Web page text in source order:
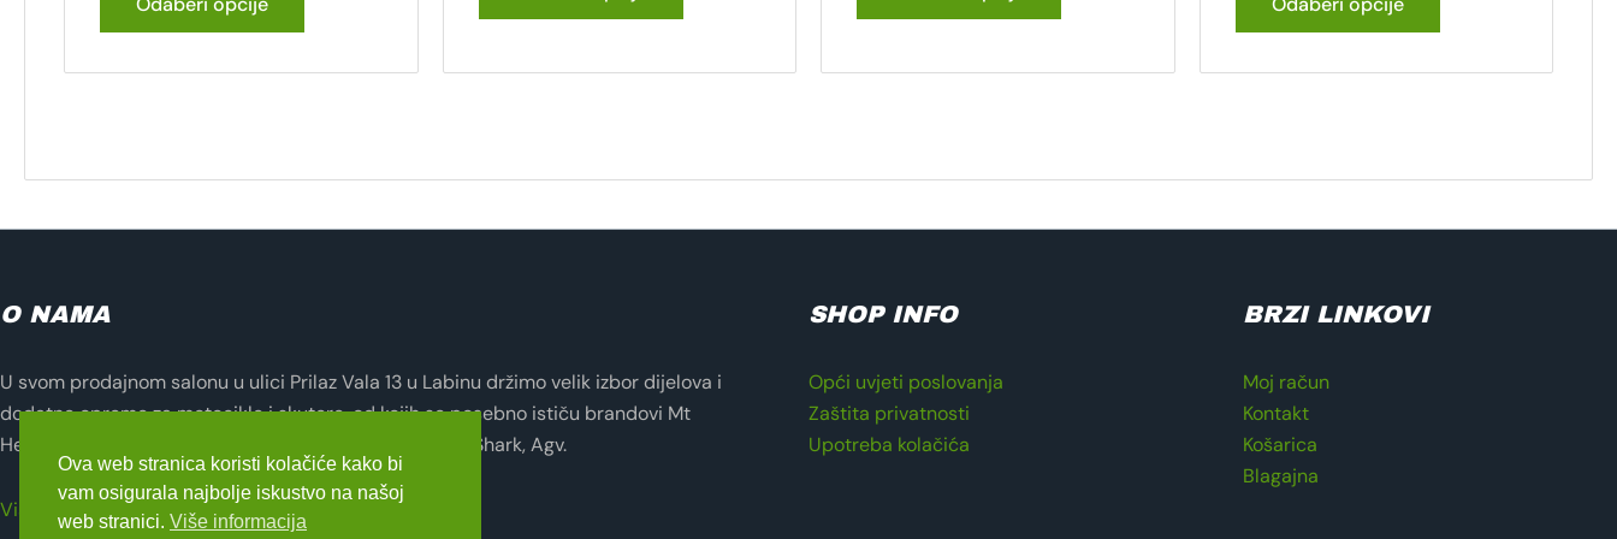
O NAMA
U svom prodajnom salonu u ulici Prilaz Vala 13 u Labinu držimo velik izbor dijelova i
dodatne opreme za motocikle i skutere, od kojih se posebno ističu brandovi Mt
Helmets, Lampa, Evotech, Seventy Degrees, Zandona, Shark, Agv.
Više o nama
SHOP INFO
Opći uvjeti poslovanja
Zaštita privatnosti
Upotreba kolačića
BRZI LINKOVI
Moj račun
Kontakt
Košarica
Blagajna
Ova web stranica koristi kolačiće kako bi
vam osigurala najbolje iskustvo na našoj
web stranici. Više informacija